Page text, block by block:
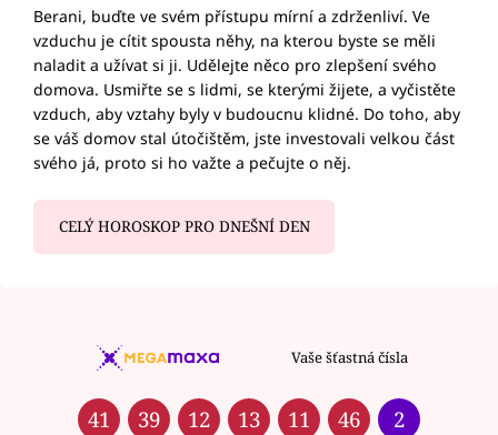
Berani, buďte ve svém přístupu mírní a zdrženliví. Ve
vzduchu je cítit spousta něhy, na kterou byste se měli
naladit a užívat si ji. Udělejte něco pro zlepšení svého
domova. Usmiřte se s lidmi, se kterými žijete, a vyčistěte
vzduch, aby vztahy byly v budoucnu klidné. Do toho, aby
se váš domov stal útočištěm, jste investovali velkou část
svého já, proto si ho važte a pečujte o něj.
CELÝ HOROSKOP PRO DNEŠNÍ DEN
Vaše šťastná čísla
41 39 12 13 11 46 2